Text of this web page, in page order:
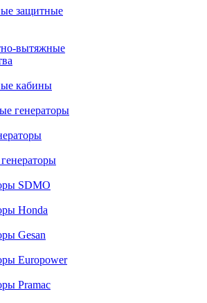
защитные
вытяжные
кабины
генераторы
SDMO
Honda
Gesan
Europower
Pramac